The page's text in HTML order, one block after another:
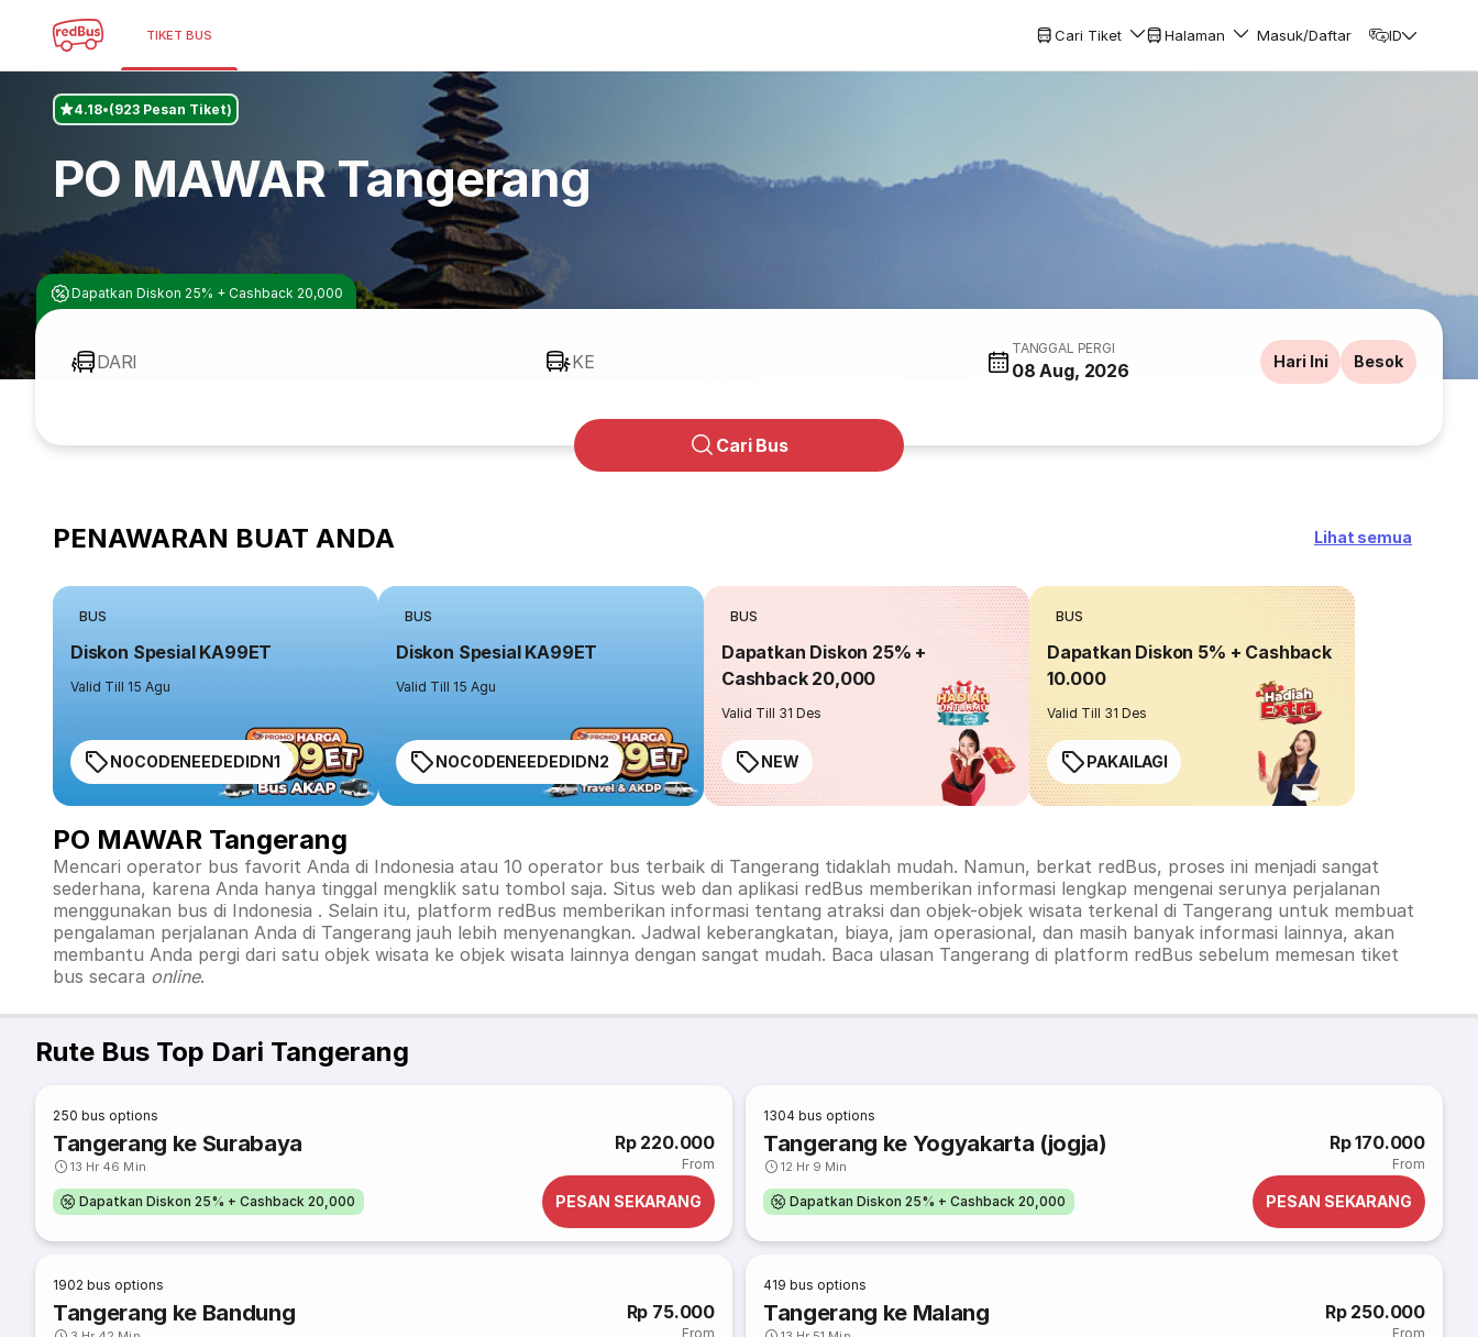
TIKET BUS Cari Tiket Halaman Masuk/Daftar ID
4.18 (923 Pesan Tiket)
PO MAWAR Tangerang
Dapatkan Diskon 25% + Cashback 20,000
DARI KE
TANGGAL PERGI
08 Aug, 2026 Hari Ini Besok
Cari Bus
PENAWARAN BUAT ANDA Lihat semua
BUS
Diskon Spesial KA99ET
Valid Till 15 Agu
NOCODENEEDEDIDN1
BUS
Diskon Spesial KA99ET
Valid Till 15 Agu
NOCODENEEDEDIDN2
BUS
Dapatkan Diskon 25% +
Cashback 20,000
Valid Till 31 Des
NEW
BUS
Dapatkan Diskon 5% + Cashback
10.000
Valid Till 31 Des
PAKAILAGI
PO MAWAR Tangerang
Mencari operator bus favorit Anda di Indonesia atau 10 operator bus terbaik di Tangerang tidaklah mudah. Namun, berkat redBus, proses ini menjadi sangat
sederhana, karena Anda hanya tinggal mengklik satu tombol saja. Situs web dan aplikasi redBus memberikan informasi lengkap mengenai serunya perjalanan
menggunakan bus di Indonesia . Selain itu, platform redBus memberikan informasi tentang atraksi dan objek-objek wisata terkenal di Tangerang untuk membuat
pengalaman perjalanan Anda di Tangerang jauh lebih menyenangkan. Jadwal keberangkatan, biaya, jam operasional, dan masih banyak informasi lainnya, akan
membantu Anda pergi dari satu objek wisata ke objek wisata lainnya dengan sangat mudah. Baca ulasan Tangerang di platform redBus sebelum memesan tiket
bus secara online.
Rute Bus Top Dari Tangerang
250 bus options
Tangerang ke Surabaya
13 Hr 46 Min
Rp 220.000
From
Dapatkan Diskon 25% + Cashback 20,000 PESAN SEKARANG
1304 bus options
Tangerang ke Yogyakarta (jogja)
12 Hr 9 Min
Rp 170.000
From
Dapatkan Diskon 25% + Cashback 20,000 PESAN SEKARANG
1902 bus options
Tangerang ke Bandung Rp 75.000
From
419 bus options
Tangerang ke Malang Rp 250.000
From